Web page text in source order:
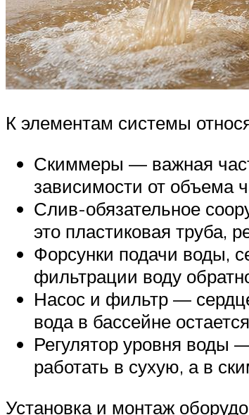
К элементам системы
Скиммеры — важная
зависимости от объема
Слив-обязательное
это пластиковая труба,
Форсунки подачи воды,
фильтрации воду
Насос и фильтр —
вода в бассейне
Регулятор уровня воды
работать в сухую, а в
Установка и монтаж